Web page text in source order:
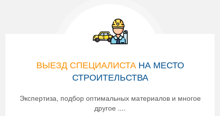
ВЫЕЗД СПЕЦИАЛИСТАНА МЕСТО
СТРОИТЕЛЬСТВА
Экспертиза, подбор оптимальных материалов и многое
другое ....